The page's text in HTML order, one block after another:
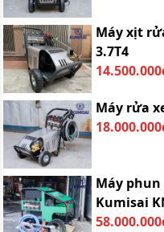
Máy xịt
3.7T4
Máy rửa
Máy
Kumisai